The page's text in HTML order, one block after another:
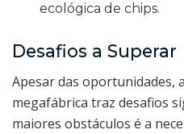
ecológica de chips.
Desafios a Superar
Apesar das oportunidades,
megafábrica traz desafios
maiores obstáculos é a